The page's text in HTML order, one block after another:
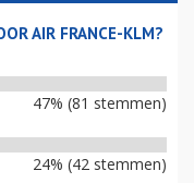
AIR FRANCE-KLM?
47% (81 stemmen)
24% (42 stemmen)